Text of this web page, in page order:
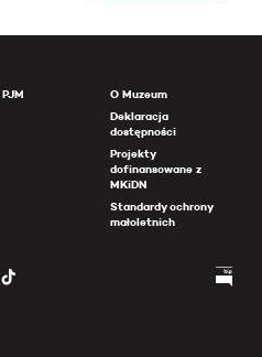
O Muzeum
Deklaracja
dostępności
Projekty
dofinansowane z
MKiDN
Standardy ochrony
małoletnich